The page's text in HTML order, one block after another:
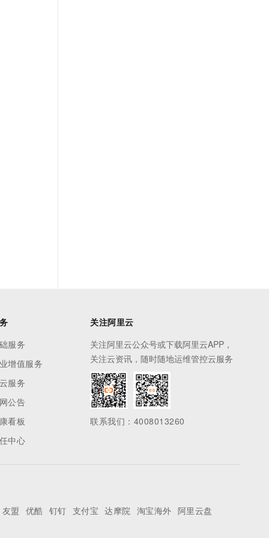
服务
增值服务
服务
公告
看板
中心
关注阿里云
关注阿里云公众号或下载阿里云APP，
关注云资讯，随时随地运维管控云服务
联系我们：4008013260
友盟 优酷 钉钉 支付宝 达摩院 淘宝海外 阿里云盘